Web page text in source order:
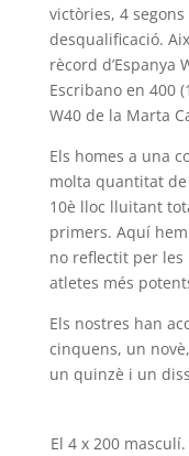
victòries, 4
desqualificació.
rècord d’Espanya
Escribano en 400
W40 de la Marta
Els homes a una
molta quantitat
10è lloc lluitant
primers. Aquí
no reflectit per les
atletes més
Els nostres han
cinquens, un
un quinzè i un
El 4 x 200